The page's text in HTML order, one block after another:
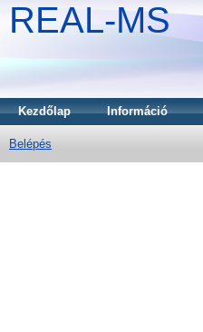
REAL-MS
Kezdőlap Információ
Belépés